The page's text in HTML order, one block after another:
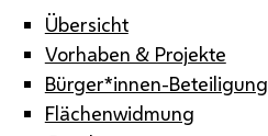
Übersicht
Vorhaben & Projekte
Bürger*innen-Beteiligung
Flächenwidmung